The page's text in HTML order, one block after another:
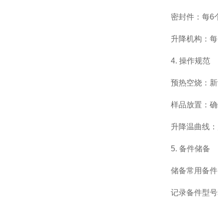
密封件：每6
升降机构：
4. 操作规范
预热空烧：
样品放置：
升降温曲线
5. 备件储备
储备常用备
记录备件型